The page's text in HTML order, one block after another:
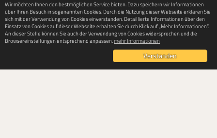
Impressum Datenschutz
Wir möchten Ihnen den bestmöglichen Service bieten. Dazu speichern wir Informationen
über Ihren Besuch in sogenannten Cookies. Durch die Nutzung dieser Webseite erklären Sie
sich mit der Verwendung von Cookies einverstanden. Detaillierte Informationen über den
Einsatz von Cookies auf dieser Webseite erhalten Sie durch Klick auf „Mehr Informationen“.
An dieser Stelle können Sie auch der Verwendung von Cookies widersprechen und die
Browsereinstellungen entsprechend anpassen.mehr Informationen
Verstanden